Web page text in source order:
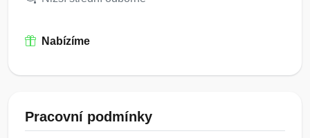
Nabízíme
Pracovní podmínky